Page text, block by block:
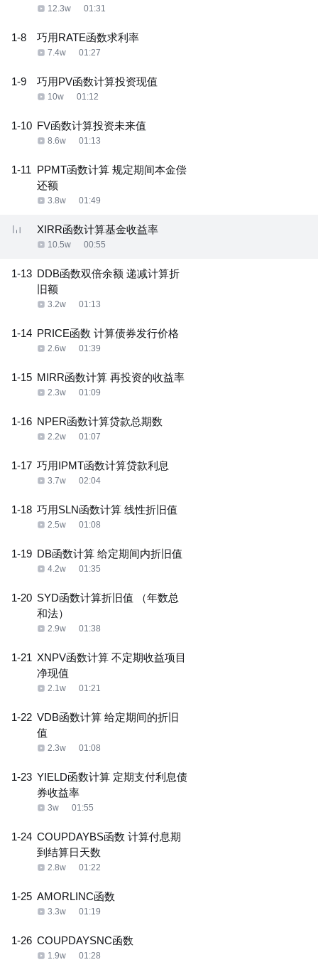
12.3w 01:31
1-8 巧用RATE函数求利率
7.4w 01:27
1-9 巧用PV函数计算投资现值
10w 01:12
1-10 FV函数计算投资未来值
8.6w 01:13
1-11 PPMT函数计算 规定期间本金偿
还额
3.8w 01:49
XIRR函数计算基金收益率
10.5w 00:55
1-13 DDB函数双倍余额 递减计算折
旧额
3.2w 01:13
1-14 PRICE函数 计算债券发行价格
2.6w 01:39
1-15 MIRR函数计算 再投资的收益率
2.3w 01:09
1-16 NPER函数计算贷款总期数
2.2w 01:07
1-17 巧用IPMT函数计算贷款利息
3.7w 02:04
1-18 巧用SLN函数计算 线性折旧值
2.5w 01:08
1-19 DB函数计算 给定期间内折旧值
4.2w 01:35
1-20 SYD函数计算折旧值 （年数总
和法）
2.9w 01:38
1-21 XNPV函数计算 不定期收益项目
净现值
2.1w 01:21
1-22 VDB函数计算 给定期间的折旧
值
2.3w 01:08
1-23 YIELD函数计算 定期支付利息债
券收益率
3w 01:55
1-24 COUPDAYBS函数 计算付息期
到结算日天数
2.8w 01:22
1-25 AMORLINC函数
3.3w 01:19
1-26 COUPDAYSNC函数
1.9w 01:28